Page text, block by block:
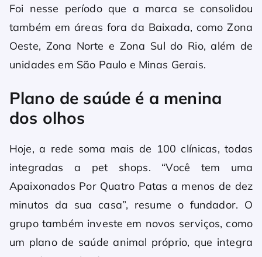
Foi nesse período que a marca se consolidou
também em áreas fora da Baixada, como Zona
Oeste, Zona Norte e Zona Sul do Rio, além de
unidades em São Paulo e Minas Gerais.
Plano de saúde é a menina
dos olhos
Hoje, a rede soma mais de 100 clínicas, todas
integradas a pet shops. “Você tem uma
Apaixonados Por Quatro Patas a menos de dez
minutos da sua casa”, resume o fundador. O
grupo também investe em novos serviços, como
um plano de saúde animal próprio, que integra